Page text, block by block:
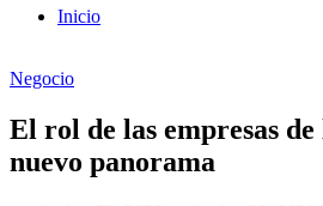
Inicio
Negocio
El rol de las empresas
nuevo panorama